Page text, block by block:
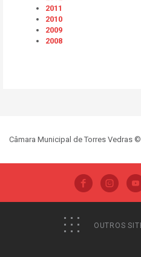
2011
2010
2009
2008
Câmara Municipal de Torres Vedras ©
OUTROS